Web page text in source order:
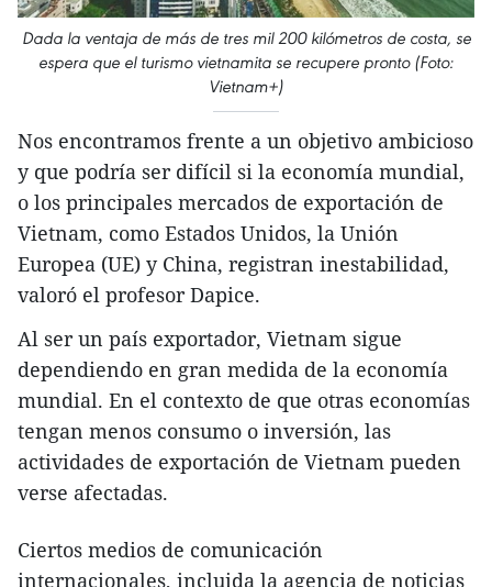
Dada la ventaja de más de tres mil 200 kilómetros de costa, se
espera que el turismo vietnamita se recupere pronto (Foto:
Vietnam+)
Nos encontramos frente a un objetivo ambicioso
y que podría ser difícil si la economía mundial,
o los principales mercados de exportación de
Vietnam, como Estados Unidos, la Unión
Europea (UE) y China, registran inestabilidad,
valoró el profesor Dapice.
Al ser un país exportador, Vietnam sigue
dependiendo en gran medida de la economía
mundial. En el contexto de que otras economías
tengan menos consumo o inversión, las
actividades de exportación de Vietnam pueden
verse afectadas.
Ciertos medios de comunicación
internacionales, incluida la agencia de noticias